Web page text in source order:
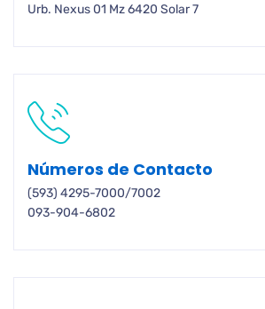
Urb. Nexus 01 Mz 6420 Solar 7
Números de Contacto
(593) 4295-7000/7002
093-904-6802